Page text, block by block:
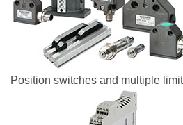
Position switches and multiple